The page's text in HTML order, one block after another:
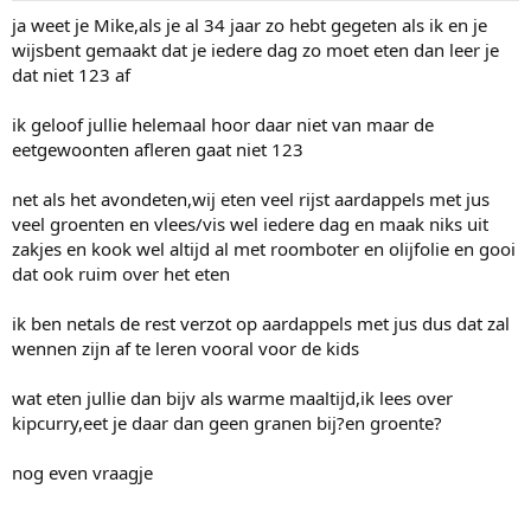
ja weet je Mike,als je al 34 jaar zo hebt gegeten als ik en je
wijsbent gemaakt dat je iedere dag zo moet eten dan leer je
dat niet 123 af
ik geloof jullie helemaal hoor daar niet van maar de
eetgewoonten afleren gaat niet 123
net als het avondeten,wij eten veel rijst aardappels met jus
veel groenten en vlees/vis wel iedere dag en maak niks uit
zakjes en kook wel altijd al met roomboter en olijfolie en gooi
dat ook ruim over het eten
ik ben netals de rest verzot op aardappels met jus dus dat zal
wennen zijn af te leren vooral voor de kids
wat eten jullie dan bijv als warme maaltijd,ik lees over
kipcurry,eet je daar dan geen granen bij?en groente?
nog even vraagje